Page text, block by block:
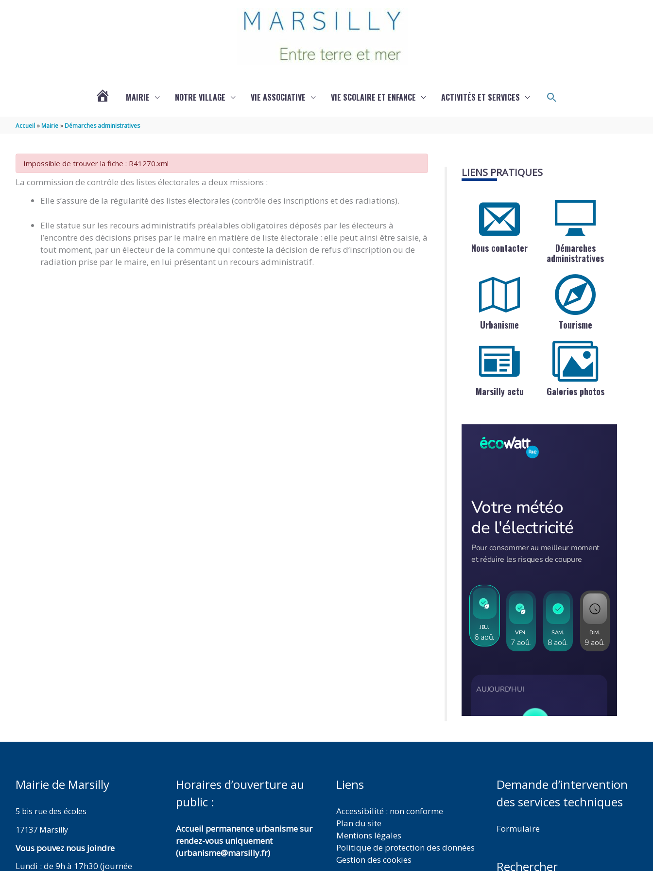
MARSILLY
MAIRIE NOTRE VILLAGE VIE ASSOCIATIVE VIE SCOLAIRE ET ENFANCE ACTIVITÉS ET SERVICES Rechercher
Accueil Mairie Démarches administratives
Impossible de trouver la fiche : R41270.xml
La commission de contrôle des listes électorales a deux missions :
Elle s’assure de la régularité des listes électorales (contrôle des inscriptions et des radiations).
Elle statue sur les recours administratifs préalables obligatoires déposés par les électeurs à
l’encontre des décisions prises par le maire en matière de liste électorale : elle peut ainsi être saisie, à
tout moment, par un électeur de la commune qui conteste la décision de refus d’inscription ou de
radiation prise par le maire, en lui présentant un recours administratif.
LIENS PRATIQUES
Nous contacter
Démarches
administratives
Urbanisme Tourisme
Marsilly actu Galeries photos
Mairie de Marsilly
5 bis rue des écoles
17137 Marsilly
Vous pouvez nous joindre
Lundi : de 9h à 17h30 (journée
Horaires d’ouverture au
public :
Accueil permanence urbanisme sur
rendez-vous uniquement
(urbanisme@marsilly.fr)
Liens
Accessibilité : non conforme
Plan du site
Mentions légales
Politique de protection des données
Gestion des cookies
Demande d’intervention
des services techniques
Formulaire
Rechercher